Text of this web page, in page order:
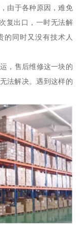
于各种原因，难免
复出口，一时无法解
的同时又没有技术人
售后维修这一块的
法解决。遇到这样的